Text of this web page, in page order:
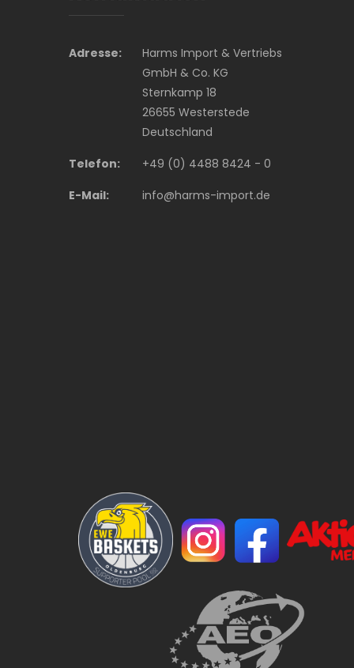
Adresse:
Harms Import & Vertriebs
GmbH & Co. KG
Sternkamp 18
26655 Westerstede
Deutschland
Telefon:
+49 (0) 4488 8424 - 0
E-Mail:
info@harms-import.de